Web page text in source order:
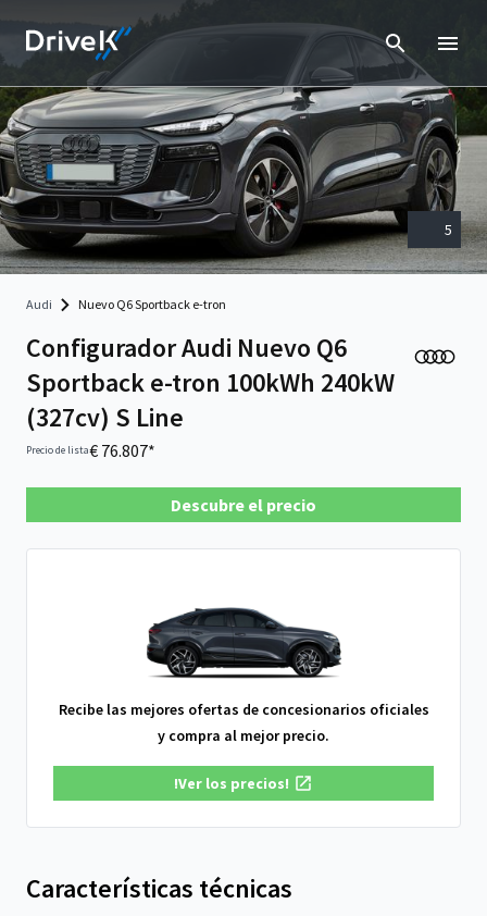
5
Audi Nuevo Q6 Sportback e-tron
Configurador Audi Nuevo Q6
Sportback e-tron 100kWh 240kW
(327cv) S Line
Precio de lista€ 76.807*
Descubre el precio
Recibe las mejores ofertas de concesionarios oficiales
y compra al mejor precio.
!Ver los precios!
Características técnicas